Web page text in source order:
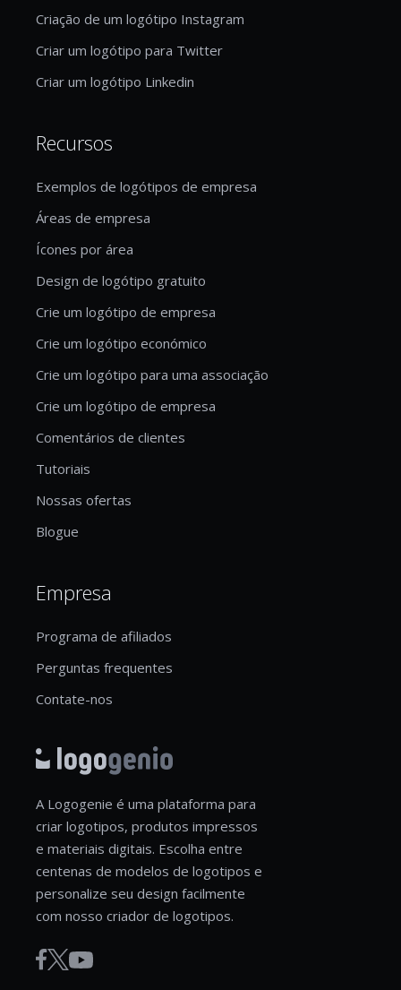
Criação de um logótipo Instagram
Criar um logótipo para Twitter
Criar um logótipo Linkedin
Recursos
Exemplos de logótipos de empresa
Áreas de empresa
Ícones por área
Design de logótipo gratuito
Crie um logótipo de empresa
Crie um logótipo económico
Crie um logótipo para uma associação
Crie um logótipo de empresa
Comentários de clientes
Tutoriais
Nossas ofertas
Blogue
Empresa
Programa de afiliados
Perguntas frequentes
Contate-nos
A Logogenie é uma plataforma para
criar logotipos, produtos impressos
e materiais digitais. Escolha entre
centenas de modelos de logotipos e
personalize seu design facilmente
com nosso criador de logotipos.